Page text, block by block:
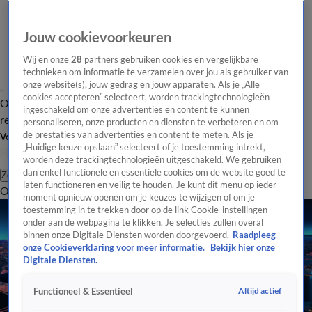
Overzicht Laatste nieuws Regionieuws Het beste van Hart
Tip de
redactie
Volg Hart van Nederland
Zoeken
OverzichtRegioUitzendingenWeerTip de redactiePanelVideo's
Jouw cookievoorkeuren
Wij en onze28 partners gebruiken cookies en vergelijkbare
technieken om informatie te verzamelen over jou als gebruiker van
onze website(s), jouw gedrag en jouw apparaten. Als je „Alle
cookies accepteren” selecteert, worden trackingtechnologieën
ingeschakeld om onze advertenties en content te kunnen
personaliseren, onze producten en diensten te verbeteren en om
de prestaties van advertenties en content te meten. Als je
„Huidige keuze opslaan” selecteert of je toestemming intrekt,
worden deze trackingtechnologieën uitgeschakeld. We gebruiken
dan enkel functionele en essentiële cookies om de website goed te
laten functioneren en veilig te houden. Je kunt dit menu op ieder
moment opnieuw openen om je keuzes te wijzigen of om je
toestemming in te trekken door op de link Cookie-instellingen
onder aan de webpagina te klikken. Je selecties zullen overal
binnen onze Digitale Diensten worden doorgevoerd. Raadpleeg
onze Cookieverklaring voor meer informatie.
Bekijk hier onze
Digitale Diensten.
Functioneel & Essentieel Altijd actief